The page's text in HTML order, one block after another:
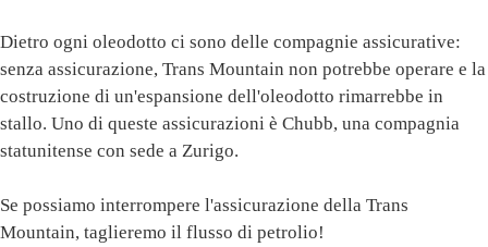
Dietro ogni oleodotto ci sono delle compagnie assicurative:
senza assicurazione, Trans Mountain non potrebbe operare e la
costruzione di un'espansione dell'oleodotto rimarrebbe in
stallo. Uno di queste assicurazioni è Chubb, una compagnia
statunitense con sede a Zurigo.
Se possiamo interrompere l'assicurazione della Trans
Mountain, taglieremo il flusso di petrolio!